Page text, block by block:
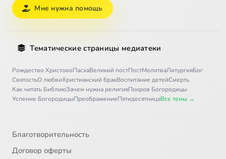
Мне нужна помощь
Тематические страницы медиатеки
Рождество ХристовоПасхаВеликий постПостМолитваЛитургияБог
СвятостьО любвиХристианский бракВоспитание детейСмерть
Как читать БиблиюЗачем нужна религияПокров Богородицы
Успение БогородицыПреображениеПятидесятницаВсе темы →
Благотворительность
Договор оферты